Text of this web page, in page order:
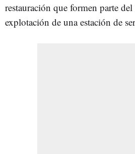
restauración que formen parte
explotación de una estación de